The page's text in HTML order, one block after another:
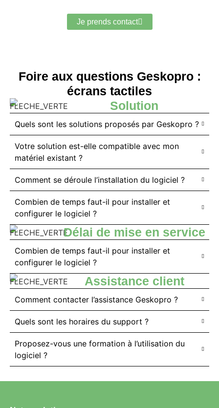
Je prends contact
Foire aux questions Geskopro :
écrans tactiles
Solution
Quels sont les solutions proposés par Geskopro ?
Votre solution est-elle compatible avec mon
matériel existant ?
Comment se déroule l’installation du logiciel ?
Combien de temps faut-il pour installer et
configurer le logiciel ?
Délai de mise en service
Combien de temps faut-il pour installer et
configurer le logiciel ?
Assistance client
Comment contacter l’assistance Geskopro ?
Quels sont les horaires du support ?
Proposez-vous une formation à l’utilisation du
logiciel ?